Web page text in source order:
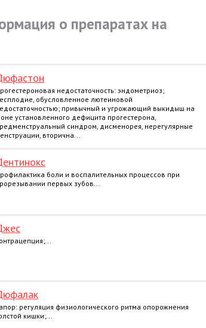
о препаратах на
недостаточность: эндометриоз;
обусловленное лютеиновой
привычный и угрожающий выкидыш на
установленного дефицита прогестерона,
синдром, дисменорея, нерегулярные
вторична...
боли и воспалительных процессов при
первых зубов...
регуляция физиологического ритма опорожнения
кишки;...